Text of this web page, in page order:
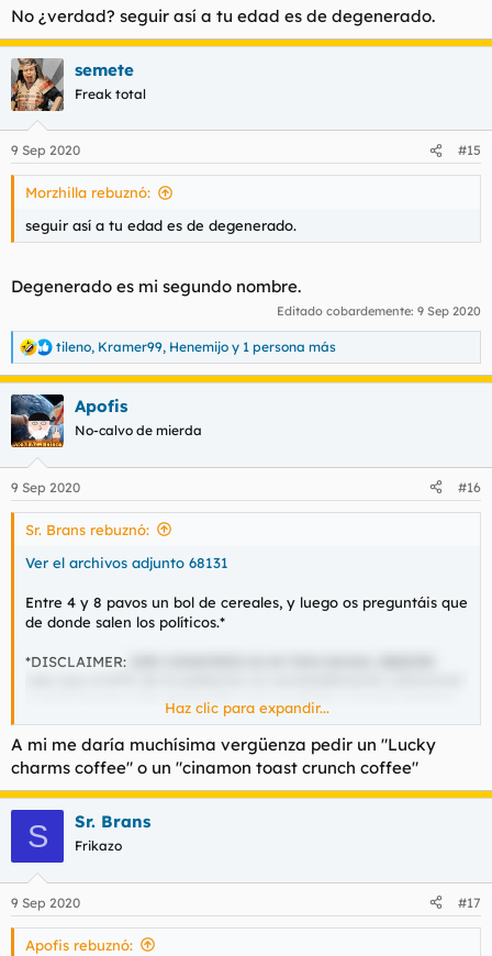
No ¿verdad? seguir así a tu edad es de degenerado.
semete
Freak total
9 Sep 2020 #15
Morzhilla rebuznó:
seguir así a tu edad es de degenerado.
Degenerado es mi segundo nombre.
Editado cobardemente: 9 Sep 2020
R
e
c
c
i
e
s
tileno, Kramer99, Henemijo y 1 persona más
Apofis
No-calvo de mierda
9 Sep 2020 #16
Sr. Brans rebuznó:
Ver el archivos adjunto 68131
Entre 4 y 8 pavos un bol de cereales, y luego os preguntáis que
de donde salen los políticos.*
*DISCLAIMER:
y seria mucho más apetecible vivir en Marte, criando patatas
cósmicas a lo Mark Wahlberg (¿era ese o era Matt Damon?
Siempre los confundo, ¿seré el único al que le pasa?) que pasar
más de 24 horas en cualquier barrio de Madrid. Bajo ningún
concepto mi intención es dar pie a que ningún subnormal
venga a dar la matraca aquí con el coletas esto, el coletas lo
otro, porque ahora están ese y Pdr, pero mañana serán los
azules o los naranjitos, los cuales me dan el mismo repelús y
vergüenza ajena cuando abren la boca e intentan soltar sus
soflamas arribistas sin que se les caiga la baba.
Haz clic para expandir...
A mi me daría muchísima vergüenza pedir un "Lucky
charms coffee" o un "cinamon toast crunch coffee"
S Sr. Brans
Frikazo
9 Sep 2020 #17
Apofis rebuznó: